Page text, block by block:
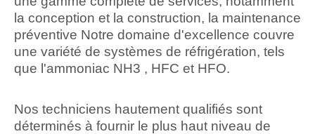
la conception et la construction, la maintenance
préventive Notre domaine d'excellence couvre
une variété de systèmes de réfrigération, tels
que l'ammoniac NH3 , HFC et HFO.
Nos techniciens hautement qualifiés sont
déterminés à fournir le plus haut niveau de